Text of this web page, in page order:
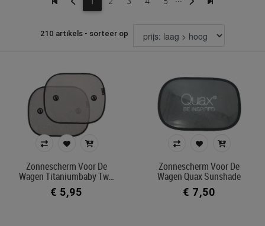
Zonneproduct
Zonnescherm
Zonnescherm voor de wagen
€ 5 € 70
210 artikels - sorteer op
Zonnescherm Voor De
Wagen Titaniumbaby Tw…
€ 5,95
Zonnescherm Voor De
Wagen Quax Sunshade
€ 7,50